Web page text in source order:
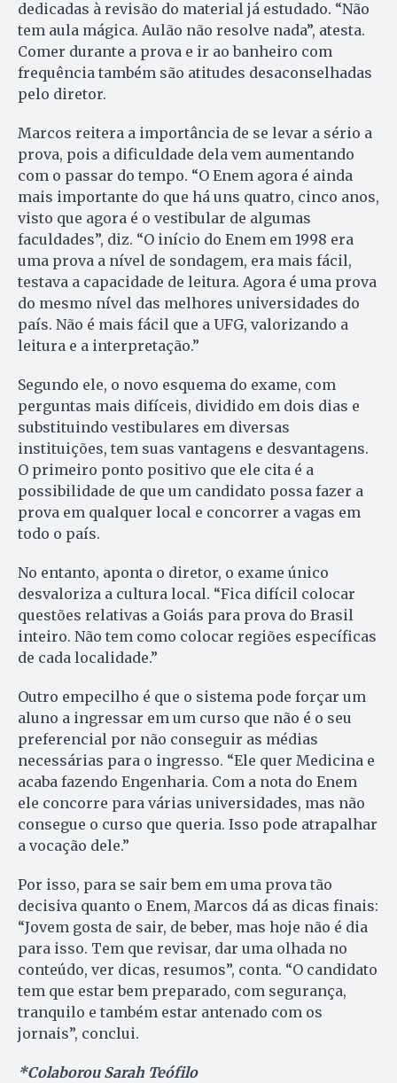
dedicadas à revisão do material já estudado. “Não
tem aula mágica. Aulão não resolve nada”, atesta.
Comer durante a prova e ir ao banheiro com
frequência também são atitudes desaconselhadas
pelo diretor.
Marcos reitera a importância de se levar a sério a
prova, pois a dificuldade dela vem aumentando
com o passar do tempo. “O Enem agora é ainda
mais importante do que há uns quatro, cinco anos,
visto que agora é o vestibular de algumas
faculdades”, diz. “O início do Enem em 1998 era
uma prova a nível de sondagem, era mais fácil,
testava a capacidade de leitura. Agora é uma prova
do mesmo nível das melhores universidades do
país. Não é mais fácil que a UFG, valorizando a
leitura e a interpretação.”
Segundo ele, o novo esquema do exame, com
perguntas mais difíceis, dividido em dois dias e
substituindo vestibulares em diversas
instituições, tem suas vantagens e desvantagens.
O primeiro ponto positivo que ele cita é a
possibilidade de que um candidato possa fazer a
prova em qualquer local e concorrer a vagas em
todo o país.
No entanto, aponta o diretor, o exame único
desvaloriza a cultura local. “Fica difícil colocar
questões relativas a Goiás para prova do Brasil
inteiro. Não tem como colocar regiões específicas
de cada localidade.”
Outro empecilho é que o sistema pode forçar um
aluno a ingressar em um curso que não é o seu
preferencial por não conseguir as médias
necessárias para o ingresso. “Ele quer Medicina e
acaba fazendo Engenharia. Com a nota do Enem
ele concorre para várias universidades, mas não
consegue o curso que queria. Isso pode atrapalhar
a vocação dele.”
Por isso, para se sair bem em uma prova tão
decisiva quanto o Enem, Marcos dá as dicas finais:
“Jovem gosta de sair, de beber, mas hoje não é dia
para isso. Tem que revisar, dar uma olhada no
conteúdo, ver dicas, resumos”, conta. “O candidato
tem que estar bem preparado, com segurança,
tranquilo e também estar antenado com os
jornais”, conclui.
*Colaborou Sarah Teófilo